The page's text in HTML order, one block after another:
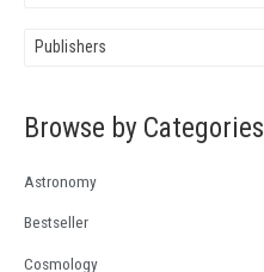
o
r
Publishers
Browse by Categories
Astronomy
Bestseller
Cosmology